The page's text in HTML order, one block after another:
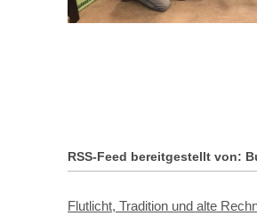
RSS-Feed bereitgestellt von:
Flutlicht, Tradition und alte